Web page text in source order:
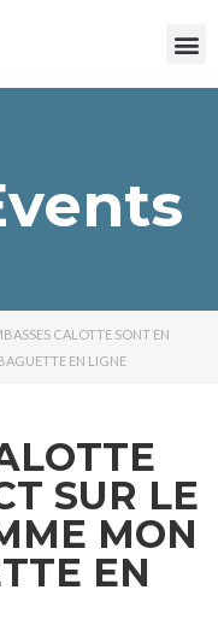
CALOTTE SONT EN
EN LIGNE
SUR LE
MON
EN